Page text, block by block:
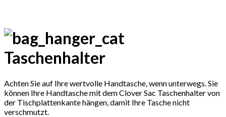
Taschenhalter
Achten Sie auf Ihre wertvolle Handtasche, wenn unterwegs. Sie
können Ihre Handtasche mit dem Clover Sac Taschenhalter von
der Tischplattenkante hängen, damit Ihre Tasche nicht
verschmutzt.